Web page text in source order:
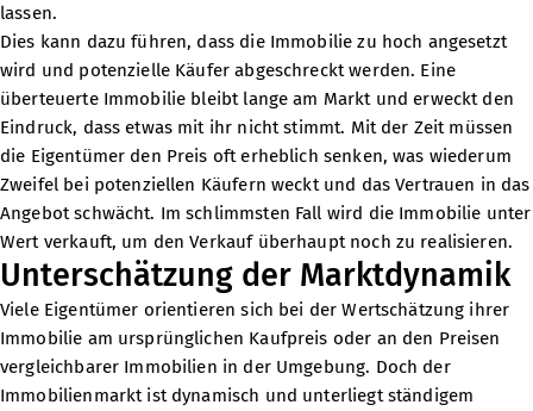
lassen.
Dies kann dazu führen, dass die Immobilie zu hoch angesetzt
wird und potenzielle Käufer abgeschreckt werden. Eine
überteuerte Immobilie bleibt lange am Markt und erweckt den
Eindruck, dass etwas mit ihr nicht stimmt. Mit der Zeit müssen
die Eigentümer den Preis oft erheblich senken, was wiederum
Zweifel bei potenziellen Käufern weckt und das Vertrauen in das
Angebot schwächt. Im schlimmsten Fall wird die Immobilie unter
Wert verkauft, um den Verkauf überhaupt noch zu realisieren.
Unterschätzung der Marktdynamik
Viele Eigentümer orientieren sich bei der Wertschätzung ihrer
Immobilie am ursprünglichen Kaufpreis oder an den Preisen
vergleichbarer Immobilien in der Umgebung. Doch der
Immobilienmarkt ist dynamisch und unterliegt ständigem